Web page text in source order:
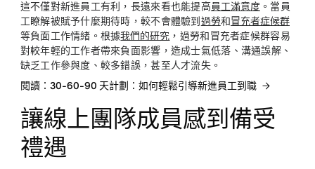
這不僅對新進員工有利，長遠來看也能提高員工滿意度 。當員
工瞭解被賦予什麼期待時，較不會體驗到 過勞和冒充者症候群
等負面工作情緒。根據我們的研究 ，過勞和冒充者症候群容易
對較年輕的工作者帶來負面影響，造成士氣低落、溝通誤解、
缺乏工作參與度、較多錯誤，甚至人才流失。
閱讀：30-60-90 天計劃：如何輕鬆引導新進員工到職
讓線上團隊成員感到備受
禮遇